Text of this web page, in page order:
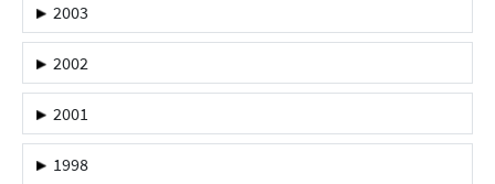
2003
2002
2001
1998